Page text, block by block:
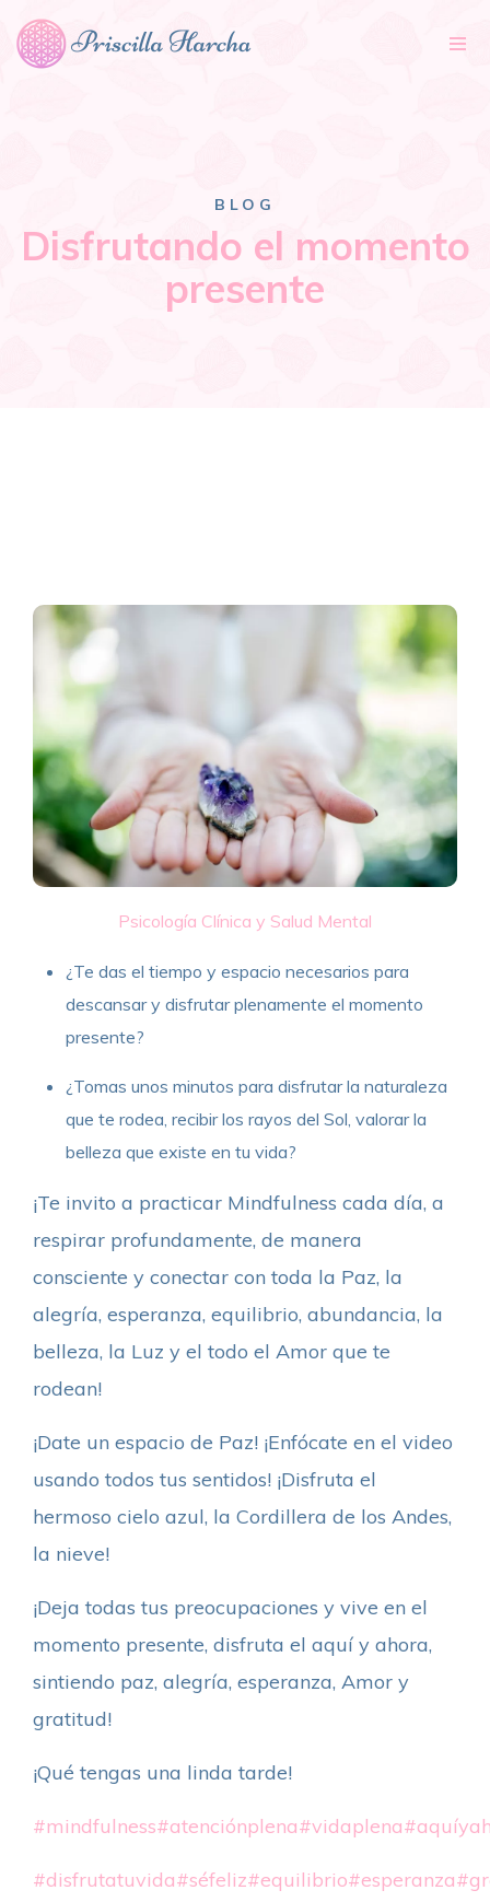
BLOG
Disfrutando el momento
presente
Psicología Clínica y Salud Mental
¿Te das el tiempo y espacio necesarios para
descansar y disfrutar plenamente el momento
presente?
¿Tomas unos minutos para disfrutar la naturaleza
que te rodea, recibir los rayos del Sol, valorar la
belleza que existe en tu vida?
¡Te invito a practicar Mindfulness cada día, a
respirar profundamente, de manera
consciente y conectar con toda la Paz, la
alegría, esperanza, equilibrio, abundancia, la
belleza, la Luz y el todo el Amor que te
rodean!
¡Date un espacio de Paz! ¡Enfócate en el video
usando todos tus sentidos! ¡Disfruta el
hermoso cielo azul, la Cordillera de los Andes,
la nieve!
¡Deja todas tus preocupaciones y vive en el
momento presente, disfruta el aquí y ahora,
sintiendo paz, alegría, esperanza, Amor y
gratitud!
¡Qué tengas una linda tarde!
#mindfulness#atenciónplena#vidaplena
#disfrutatuvida#séfeliz#equilibrio#esperanza